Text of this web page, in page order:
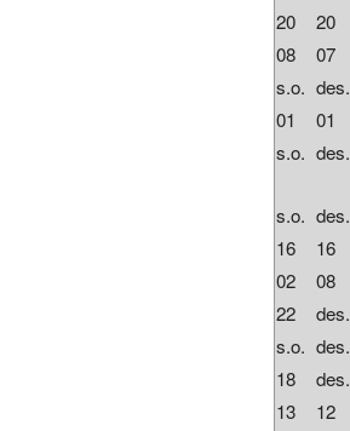
20
20
08
07
s.o. des.
01
01
s.o. des.
s.o. des.
16
16
02
08
22
des.
s.o. des.
18
des.
13
12